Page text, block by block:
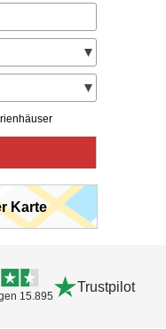
Karte
15.895
Trustpilot